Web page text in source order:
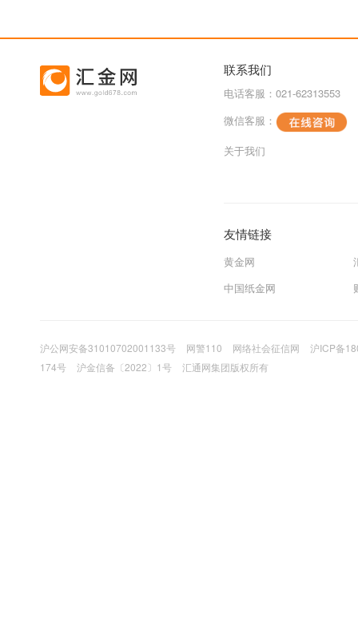
联系我们
电话客服：021-62313553
微信客服：
关于我们
友情链接
黄金网
中国纸金网
沪公网安备31010702001133号 网警110 网络社会征信网
沪ICP备
174号
沪金信备〔2022〕1号 汇通网集团版权所有